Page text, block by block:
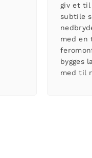
giv et til
subtile
med en
bygges
med til